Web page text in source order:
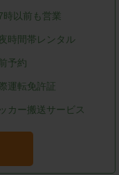
時以前も営業
時間帯レンタル
予約
運転免許証
カー搬送サービス